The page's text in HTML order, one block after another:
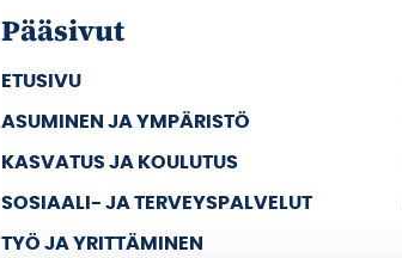
Pääsivut
ETUSIVU
ASUMINEN JA YMPÄRISTÖ
KASVATUS JA KOULUTUS
SOSIAALI- JA TERVEYSPALVELUT
TYÖ JA YRITTÄMINEN